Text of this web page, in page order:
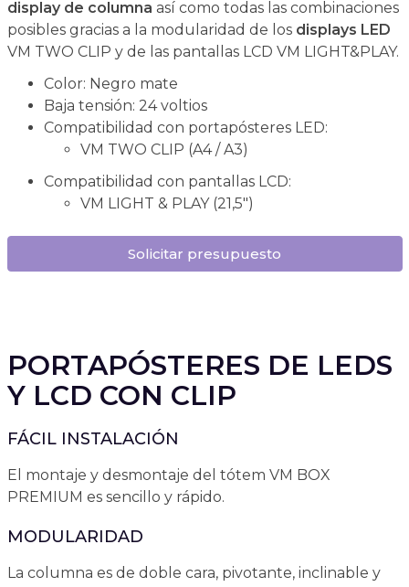
display de columna así como todas las combinaciones
posibles gracias a la modularidad de los displays LED
VM TWO CLIP y de las pantallas LCD VM LIGHT&PLAY.
Color: Negro mate
Baja tensión: 24 voltios
Compatibilidad con portapósteres LED:
VM TWO CLIP (A4 / A3)
Compatibilidad con pantallas LCD:
VM LIGHT & PLAY (21,5")
Solicitar presupuesto
PORTAPÓSTERES DE LEDS
Y LCD CON CLIP
FÁCIL INSTALACIÓN
El montaje y desmontaje del tótem VM BOX
PREMIUM es sencillo y rápido.
MODULARIDAD
La columna es de doble cara, pivotante, inclinable y